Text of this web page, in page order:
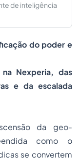
de inteligência
do poder e
Nexperia, das
e da escalada
da geo-
como o
se convertem